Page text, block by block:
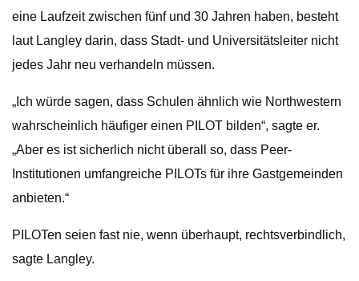
eine Laufzeit zwischen fünf und 30 Jahren haben, besteht
laut Langley darin, dass Stadt- und Universitätsleiter nicht
jedes Jahr neu verhandeln müssen.
„Ich würde sagen, dass Schulen ähnlich wie Northwestern
wahrscheinlich häufiger einen PILOT bilden“, sagte er.
„Aber es ist sicherlich nicht überall so, dass Peer-
Institutionen umfangreiche PILOTs für ihre Gastgemeinden
anbieten.“
PILOTen seien fast nie, wenn überhaupt, rechtsverbindlich,
sagte Langley.